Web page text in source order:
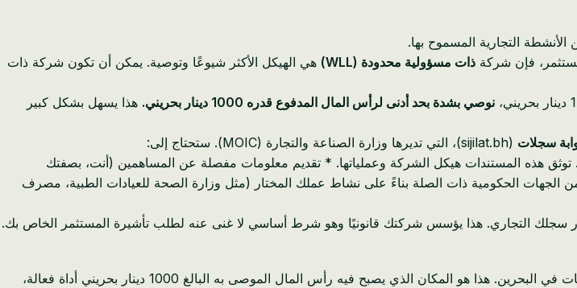
التجارية المسموح بها.
فإن شركة ذات مسؤولية محدودة (WLL)
هي الهيكل الأكثر شيوعًا وتوصية. يمكن أن تكون شركة ذات
نوصي بشدة بحد أدنى لرأس المال المدفوع قدره 1000 دينار بحريني.
هذا يسهل بشكل كبير
سجلات (sijilat.bh)، التي تديرها وزارة الصناعة والتجارة (MOIC). ستحتاج إلى:
وعقدها التأسيسي. توثق هذه المستندات هيكل الشركة وعملياتها. * تقديم معلومات مفصلة عن المساهمين (أنت، بصفتك
الجهات الحكومية ذات الصلة بناءً على نشاط عملك المختار (مثل وزارة الصحة للعيادات الطبية، مصرف
سجلك التجاري. هذا يؤسس شركتك قانونيًا وهو شرط أساسي لا غنى عنه لطلب تأشيرة المستثمر الخاص بك.
بعد الحصول بنجاح على سجلك التجاري، فإن الخطوة الحاسمة التالية هي فتح حساب بنكي للشركات في البحرين. هذا هو المكان الذي يصبح فيه رأس المال الموصى به البالغ 1000 دينار بحريني أداة فعالة،